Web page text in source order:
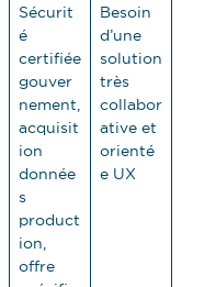
Sécurit
é
certifiée
gouver
nement,
acquisit
ion
donnée
s
product
ion,
offre
Besoin
d’une
solution
très
collabor
ative et
orienté
e UX